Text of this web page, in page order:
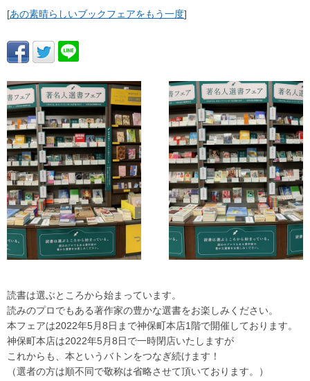
[あの素晴らしいブックフェアをもう一度]
読書は選ぶところから始まっています。
読みのプロでもある著作家の豊かな選書をお楽しみください。
本フェアは2022年5月8日まで神保町本店1階で開催しております。
神保町本店は2022年5月8日で一時閉店いたしますが
これからも、本というバトンをつなぎ続けます！
（選者の方は順不同で敬称は省略させて頂いております。）